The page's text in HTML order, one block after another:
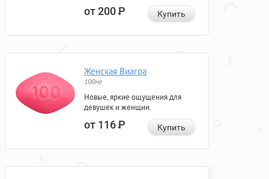
от 200Р Купить
Женская Виагра
100мг
Новые, яркие ощущения для
девушек и женщин.
от 116Р Купить